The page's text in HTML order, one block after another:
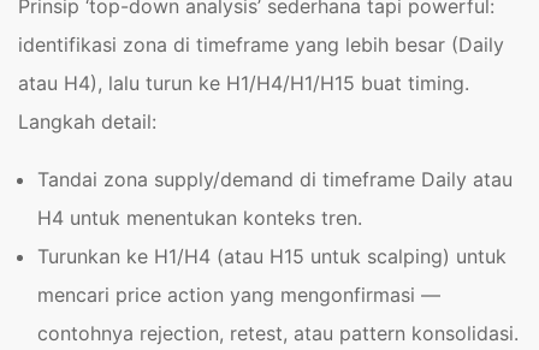
Prinsip ‘top-down analysis’ sederhana tapi powerful:
identifikasi zona di timeframe yang lebih besar (Daily
atau H4), lalu turun ke H1/H4/H1/H15 buat timing.
Langkah detail:
Tandai zona supply/demand di timeframe Daily atau
H4 untuk menentukan konteks tren.
Turunkan ke H1/H4 (atau H15 untuk scalping) untuk
mencari price action yang mengonfirmasi —
contohnya rejection, retest, atau pattern konsolidasi.